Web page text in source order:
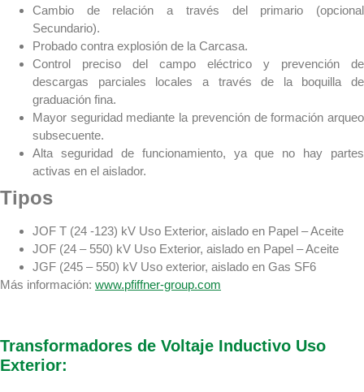
Cambio de relación a través del primario (opcional
Secundario).
Probado contra explosión de la Carcasa.
Control preciso del campo eléctrico y prevención de
descargas parciales locales a través de la boquilla de
graduación fina.
Mayor seguridad mediante la prevención de formación arqueo
subsecuente.
Alta seguridad de funcionamiento, ya que no hay partes
activas en el aislador.
Tipos
JOF T (24 -123) kV Uso Exterior, aislado en Papel – Aceite
JOF (24 – 550) kV Uso Exterior, aislado en Papel – Aceite
JGF (245 – 550) kV Uso exterior, aislado en Gas SF6
Más información: www.pfiffner-group.com
Transformadores de Voltaje Inductivo Uso
Exterior: